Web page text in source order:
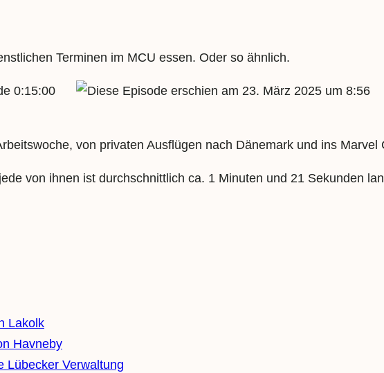
Terminen im MCU essen. Oder so ähnlich.
0:15:00 23. März 2025 um 8:56
von privaten Ausflügen nach Dänemark und ins
von ihnen ist durchschnittlich ca. 1 Minuten und 21 Sekunden
Lakolk
Havneby
Lübecker Verwaltung